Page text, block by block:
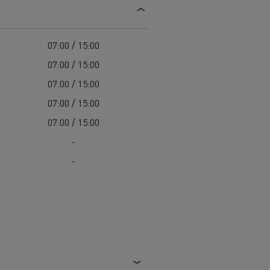
Delanchy Group
Feldschlösschen - Carlsberg
Toimitusta varten
07:00 / 15:00
07:00 / 15:00
07:00 / 15:00
07:00 / 15:00
07:00 / 15:00
-
-